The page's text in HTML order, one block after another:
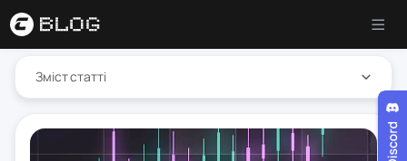
Зміст статті